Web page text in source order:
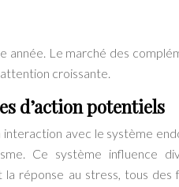
année. Le marché des
croissante.
d’action potentiels
avec le système
Ce système influence
réponse au stress, tous des